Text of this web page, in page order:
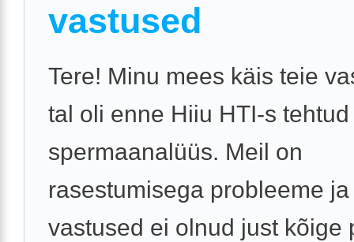
vastused
Tere! Minu mees käis teie
tal oli enne Hiiu HTI-s tehtud
spermaanalüüs. Meil on
rasestumisega probleeme
vastused ei olnud just kõige